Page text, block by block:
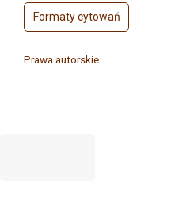
Formaty cytowań
Prawa autorskie